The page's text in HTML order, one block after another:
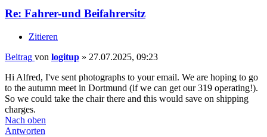
Re: Fahrer-und Beifahrersitz
Zitieren
Beitrag von logitup » 27.07.2025, 09:23
Hi Alfred, I've sent photographs to your email. We are hoping to go
to the autumn meet in Dortmund (if we can get our 319 operating!).
So we could take the chair there and this would save on shipping
charges.
Nach oben
Antworten